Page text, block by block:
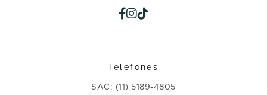
Telefones
SAC: (11) 5189-4805